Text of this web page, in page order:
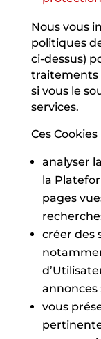
Nous vous
politiques
ci-dessus)
traitements
si vous le
services.
Ces
analyser
la
pages
créer des
annonces
vous